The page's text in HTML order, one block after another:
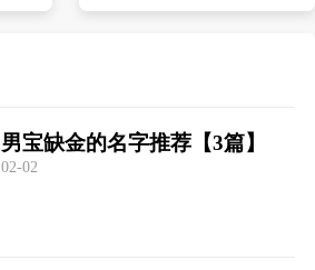
男宝缺金的名字推荐【3篇】
02-02